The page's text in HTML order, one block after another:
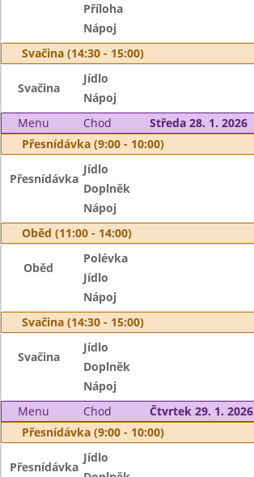
Příloha
Nápoj
Svačina (14:30 - 15:00)
Svačina
Jídlo
Nápoj
Menu
Chod
Středa 28. 1. 2026
Přesnídávka (9:00 - 10:00)
Přesnídávka
Jídlo
Doplněk
Nápoj
Oběd (11:00 - 14:00)
Oběd
Polévka
Jídlo
Nápoj
Svačina (14:30 - 15:00)
Svačina
Jídlo
Doplněk
Nápoj
Menu
Chod
Čtvrtek 29. 1. 2026
Přesnídávka (9:00 - 10:00)
Přesnídávka
Jídlo